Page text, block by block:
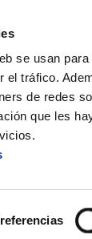
se usan
el tráfico.
de redes
que les